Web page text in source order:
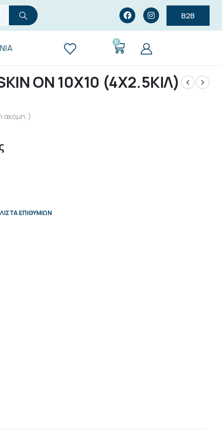
B2B
0
ON 10Χ10 (4Χ2.5ΚΙΛ)
ακόμη. )
ΕΠΙΘΥΜΙΏΝ